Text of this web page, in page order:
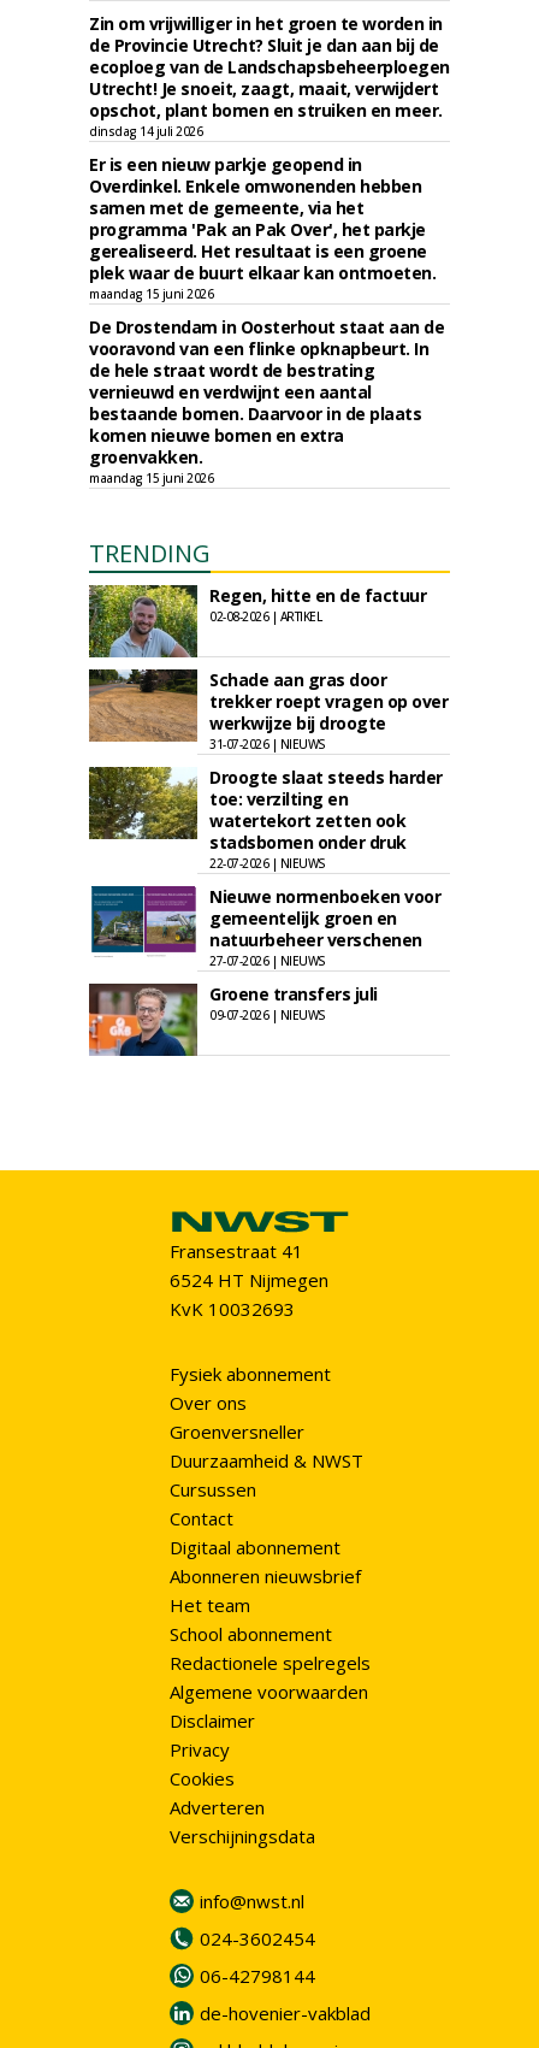
Zin om vrijwilliger in het groen te worden in
de Provincie Utrecht? Sluit je dan aan bij de
ecoploeg van de Landschapsbeheerploegen
Utrecht! Je snoeit, zaagt, maait, verwijdert
opschot, plant bomen en struiken en meer.
dinsdag 14 juli 2026
Er is een nieuw parkje geopend in
Overdinkel. Enkele omwonenden hebben
samen met de gemeente, via het
programma 'Pak an Pak Over', het parkje
gerealiseerd. Het resultaat is een groene
plek waar de buurt elkaar kan ontmoeten.
maandag 15 juni 2026
De Drostendam in Oosterhout staat aan de
vooravond van een flinke opknapbeurt. In
de hele straat wordt de bestrating
vernieuwd en verdwijnt een aantal
bestaande bomen. Daarvoor in de plaats
komen nieuwe bomen en extra
groenvakken.
maandag 15 juni 2026
TRENDING
Regen, hitte en de factuur
02-08-2026 | ARTIKEL
Schade aan gras door
trekker roept vragen op over
werkwijze bij droogte
31-07-2026 | NIEUWS
Droogte slaat steeds harder
toe: verzilting en
watertekort zetten ook
stadsbomen onder druk
22-07-2026 | NIEUWS
Nieuwe normenboeken voor
gemeentelijk groen en
natuurbeheer verschenen
27-07-2026 | NIEUWS
Groene transfers juli
09-07-2026 | NIEUWS
Fransestraat 41
6524 HT Nijmegen
KvK 10032693
Fysiek abonnement
Over ons
Groenversneller
Duurzaamheid & NWST
Cursussen
Contact
Digitaal abonnement
Abonneren nieuwsbrief
Het team
School abonnement
Redactionele spelregels
Algemene voorwaarden
Disclaimer
Privacy
Cookies
Adverteren
Verschijningsdata
info@nwst.nl
024-3602454
06-42798144
de-hovenier-vakblad